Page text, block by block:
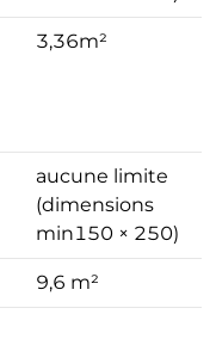
3,36m²
aucune limite
(dimensions
min150 × 250)
9,6 m²